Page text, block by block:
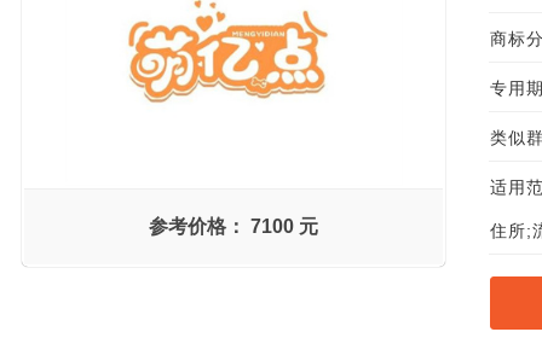
参考价格： 7100 元
商标
专用
类似
适用
住所;